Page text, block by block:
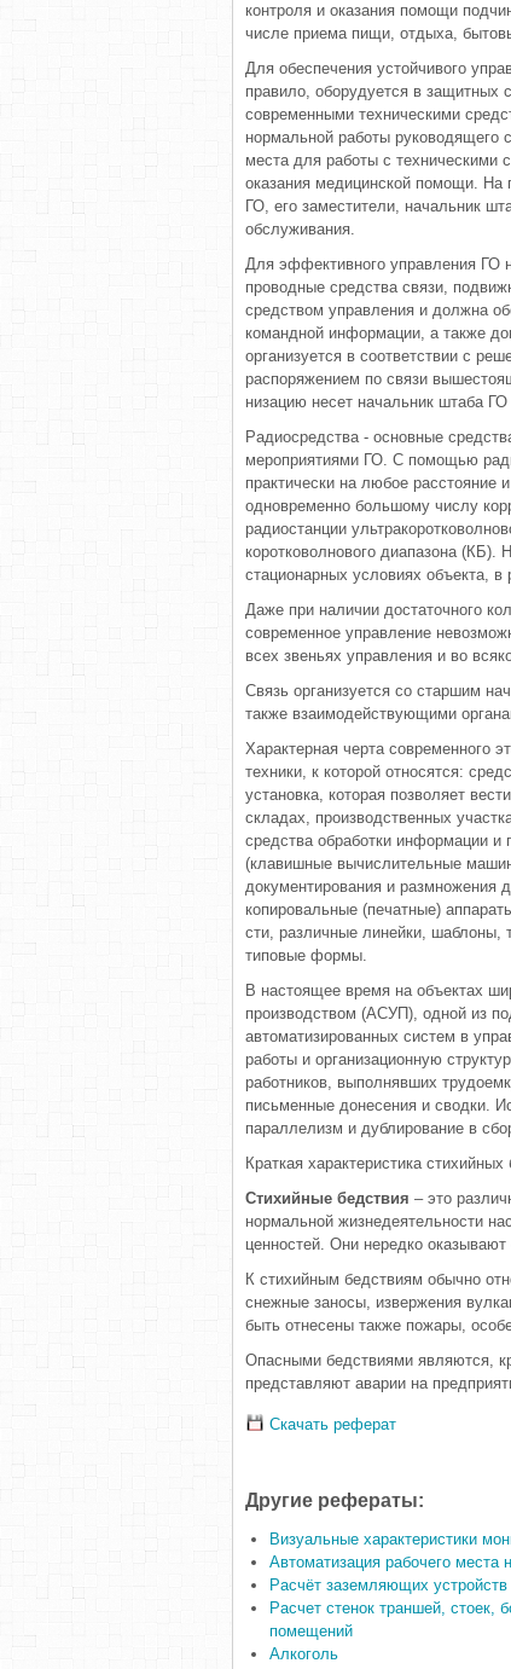
контроля и ока­зания помощи
числе приема пищи, отдыха,
Для обеспечения устойчивого
правило, оборудуется в защитных
современными техническими
нормальной работы руководящего
места для работы с техническими
оказания меди­цинской помощи. На
ГО, его заместители, начальник
обслуживания.
Для эффективного управления ГО
проводные средства связи,
средством управления и должна
командной информации, а также
организу­ется в соответствии с
распоряжением по связи
низацию несет начальник штаба
Радиосредства - основные
мероприятиями ГО. С помощью
практически на любое
одновременно большому числу
радиостанции
коротковолнового диапазона (КБ).
стационарных условиях объекта,
Даже при наличии достаточного
современное управ­ление
всех звеньях управления и во
Связь организуется со старшим
также взаимо­действующими
Характерная черта современного
техники, к которой относятся:
установка, которая позво­ляет
складах, производственных
средства обработки информации и
(клавишные вычислительные
документиро­вания и
копировальные (печатные)
сти, различные линейки, шаблоны,
типовые формы.
В настоящее время на объектах
производ­ством (АСУП), одной из
автоматизиро­ванных систем в
работы и организацион­ную
работников, выполнявших
письменные донесения и сводки.
параллелизм и дублиро­вание в
Краткая характеристика
Стихийные бедствия – это
нормальной жизнедеятельности
ценностей. Они нередко
К стихийным бедствиям обычно
снежные заносы, извержения
быть отнесены также пожары,
Опасными бедствиями являются,
представляют аварии на
Скачать реферат
Другие рефераты:
Визуальные характеристики
Автоматизация рабочего места
Расчёт заземляющих устройств
Расчет стенок траншей, стоек,
помещений
Алкоголь